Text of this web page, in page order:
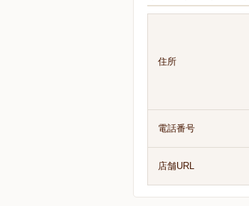
住所
電話番号
店舗URL